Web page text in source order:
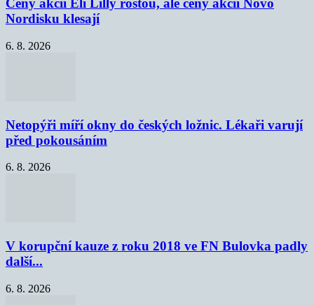
Ceny akcií Eli Lilly rostou, ale ceny akcií Novo
Nordisku klesají
6. 8. 2026
Netopýři míří okny do českých ložnic. Lékaři varují
před pokousáním
6. 8. 2026
V korupční kauze z roku 2018 ve FN Bulovka padly
další...
6. 8. 2026